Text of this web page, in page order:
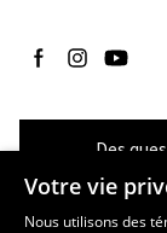
Suivez-nous sur
Suivez-nous
Suivez-
Des
Votre vie
Nous utilisons des